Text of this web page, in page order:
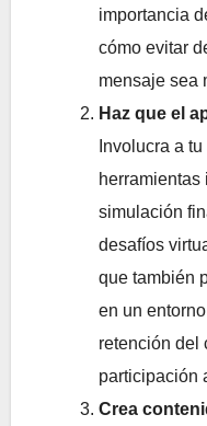
importancia
cómo evitar
mensaje sea
Haz que el
Involucra a
herramientas
simulación
desafíos
que también
en un
retención del
participación
Crea